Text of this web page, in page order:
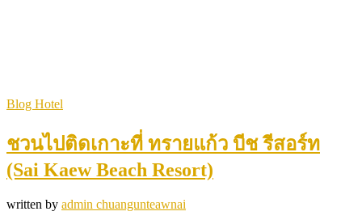
Blog Hotel
ชวนไปติดเกาะที่ ทรายแก้ว บีช รีสอร์ท
(Sai Kaew Beach Resort)
written by admin chuangunteawnai